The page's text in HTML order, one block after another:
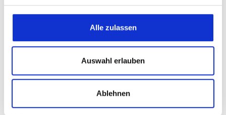
Alle zulassen
Auswahl erlauben
Ablehnen
Filterbeheizung
Filtrationsprozesse und maximale
Anlagenverfügbarkeit.